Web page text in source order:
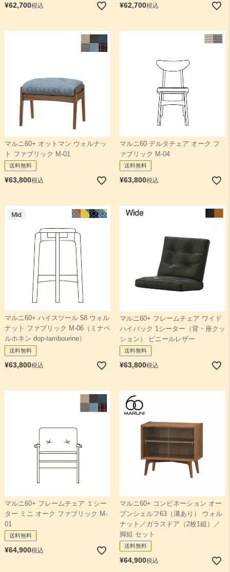
¥62,700税込 ¥62,700税込
マルニ60+ オットマン ウォルナッ
ト ファブリック M-01
送料無料
¥63,800税込
マルニ60 デルタチェア オーク フ
ァブリック M-04
送料無料
¥63,800税込
マルニ60+ ハイスツール 58 ウォル
ナット ファブリック M-06（ミナペ
ルホネン dop-tambourine）
送料無料
¥63,800税込
マルニ60+ フレームチェア ワイド
ハイバック 1シーター（背・座クッ
ション） ビニールレザー
送料無料
¥63,800税込
マルニ60+ フレームチェア １シー
ター ミニ オーク ファブリック M-
01
送料無料
¥64,900税込
マルニ60+ コンビネーション オー
プンシェルフ63（溝あり） ウォル
ナット／ガラスドア（2枚1組）／
脚組 セット
送料無料
¥64,900税込